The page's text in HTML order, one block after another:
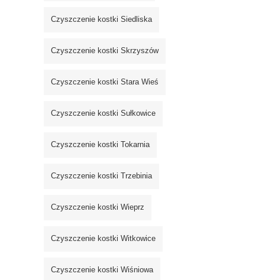
Czyszczenie kostki Siedliska
Czyszczenie kostki Skrzyszów
Czyszczenie kostki Stara Wieś
Czyszczenie kostki Sułkowice
Czyszczenie kostki Tokarnia
Czyszczenie kostki Trzebinia
Czyszczenie kostki Wieprz
Czyszczenie kostki Witkowice
Czyszczenie kostki Wiśniowa